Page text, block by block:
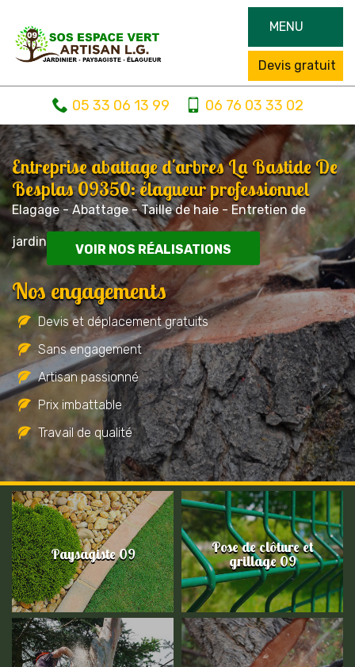
MENU
Devis gratuit
05 33 06 13 99 06 76 03 33 02
Entreprise abattage d'arbres La Bastide De
Besplas 09350: élagueur professionnel
Elagage - Abattage - Taille de haie - Entretien de
jardin
VOIR NOS RÉALISATIONS
Nos engagements
Devis et déplacement gratuits
Sans engagement
Artisan passionné
Prix imbattable
Travail de qualité
Paysagiste 09 Pose de clôture et
grillage 09